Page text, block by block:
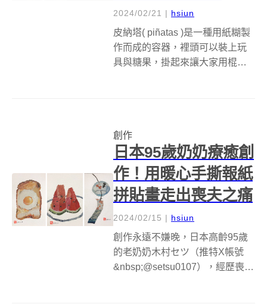
2024/02/21 | hsiun
皮納塔( piñatas )是一種用紙糊製
作而成的容器，裡頭可以裝上玩
具與糖果，掛起來讓大家用棍棒
創作，則走神秘超現...
創作
日本95歲奶奶療癒創
作！用暖心手撕報紙
拼貼畫走出喪夫之痛
2024/02/15 | hsiun
創作永遠不嫌晚，日本高齡95歲
的老奶奶木村セツ（推特X帳號
&nbsp;@setsu0107），經歷喪夫